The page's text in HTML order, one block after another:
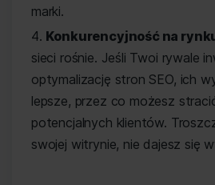
marki.
Konkurencyjność na
sieci rośnie. Jeśli Twoi rywale
optymalizację stron SEO, ich
lepsze, przez co możesz
potencjalnych klientów.
swojej witrynie, nie dajesz się